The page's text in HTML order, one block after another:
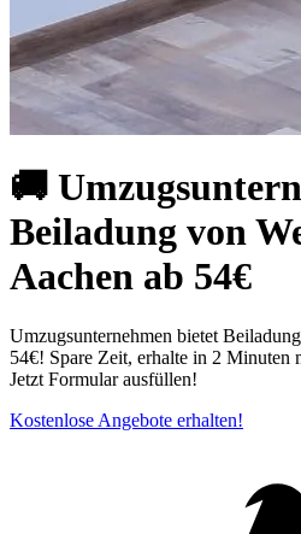
🚚
Beiladung von
Aachen ab 54€
Umzugsunternehmen bietet
54€! Spare Zeit, erhalte in 2 Minuten
Jetzt Formular ausfüllen!
Kostenlose Angebote erhalten!